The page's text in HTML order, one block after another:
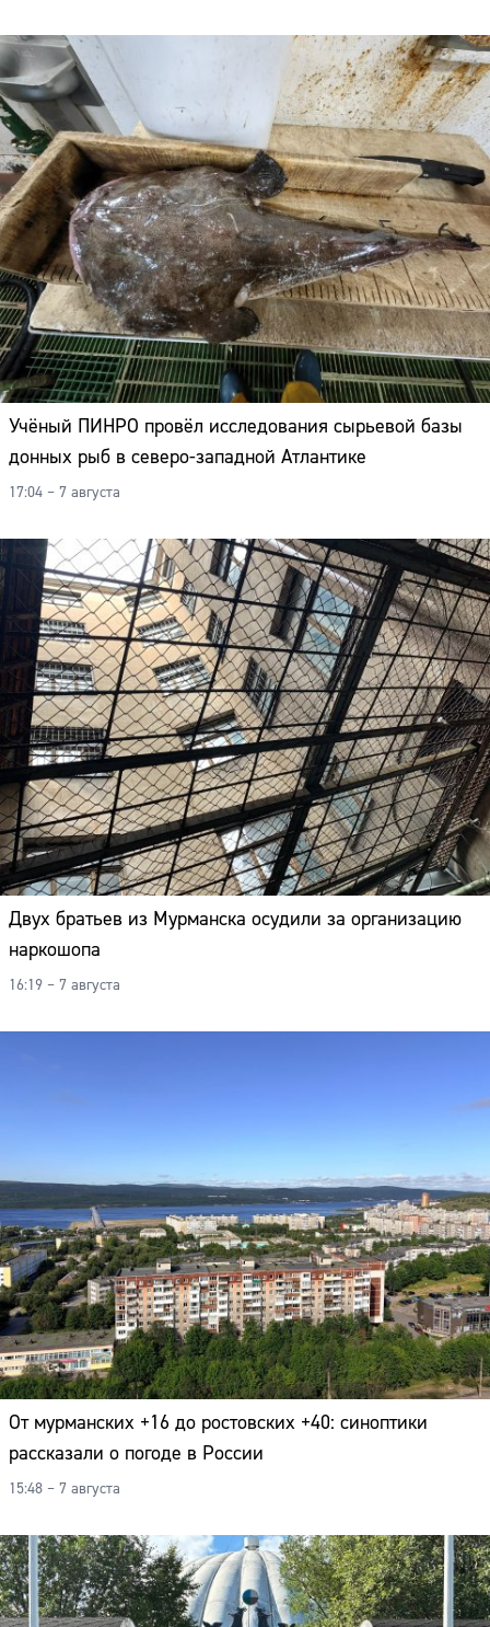
Учёный ПИНРО провёл исследования сырьевой базы
донных рыб в северо-западной Атлантике
17:04 – 7 августа
Двух братьев из Мурманска осудили за организацию
наркошопа
16:19 – 7 августа
От мурманских +16 до ростовских +40: синоптики
рассказали о погоде в России
15:48 – 7 августа
Телефон: